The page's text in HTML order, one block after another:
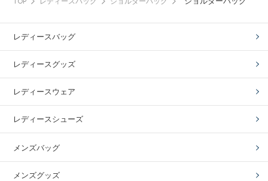
レディースバッグ
レディースグッズ
レディースウェア
レディースシューズ
メンズバッグ
メンズグッズ